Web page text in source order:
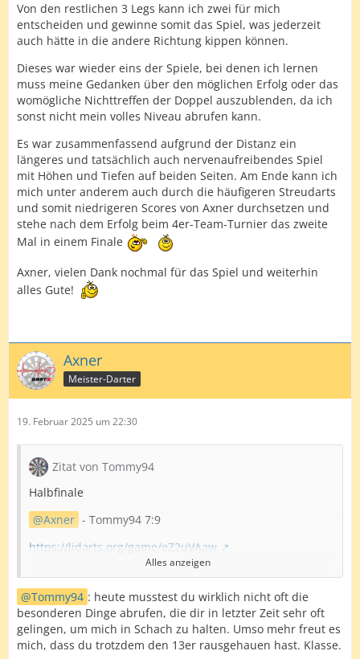
Von den restlichen 3 Legs kann ich zwei für mich
entscheiden und gewinne somit das Spiel, was jederzeit
auch hätte in die andere Richtung kippen können.
Dieses war wieder eins der Spiele, bei denen ich lernen
muss meine Gedanken über den möglichen Erfolg oder das
womögliche Nichttreffen der Doppel auszublenden, da ich
sonst nicht mein volles Niveau abrufen kann.
Es war zusammenfassend aufgrund der Distanz ein
längeres und tatsächlich auch nervenaufreibendes Spiel
mit Höhen und Tiefen auf beiden Seiten. Am Ende kann ich
mich unter anderem auch durch die häufigeren Streudarts
und somit niedrigeren Scores von Axner durchsetzen und
stehe nach dem Erfolg beim 4er-Team-Turnier das zweite
Mal in einem Finale
Axner, vielen Dank nochmal für das Spiel und weiterhin
alles Gute!
Axner
Meister-Darter
19. Februar 2025 um 22:30
Zitat von Tommy94
Halbfinale
Axner - Tommy94 7:9
https://lidarts.org/game/eZ2uVAaw
Highlights: 18er Axner und 180, 102, 13er, 18er
Tommy94
Lowlights: 2 abgebrochene Spitzen bei Axner
Wir sind zwar dem Zeitplan ein bisschen Voraus, aber
Alles anzeigen
Tommy94 : heute musstest du wirklich nicht oft die
besonderen Dinge abrufen, die dir in letzter Zeit sehr oft
gelingen, um mich in Schach zu halten. Umso mehr freut es
mich, dass du trotzdem den 13er rausgehauen hast. Klasse.